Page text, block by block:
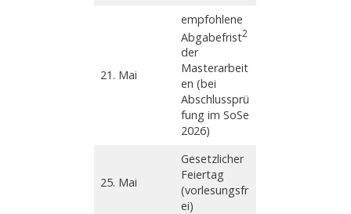
21. Mai
empfohlene
Abgabefrist2
der
Masterarbeit
en (bei
Abschlussprü
fung im SoSe
2026)
25. Mai
Gesetzlicher
Feiertag
(vorlesungsfr
ei)